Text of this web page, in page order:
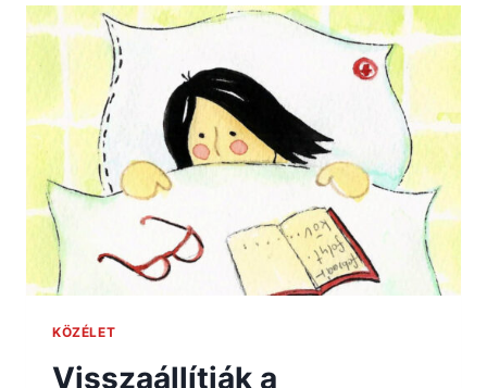
KÖZÉLET
Visszaállítják a